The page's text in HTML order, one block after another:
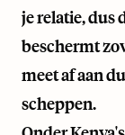
je relatie, dus
beschermt
meet af aan
scheppen.